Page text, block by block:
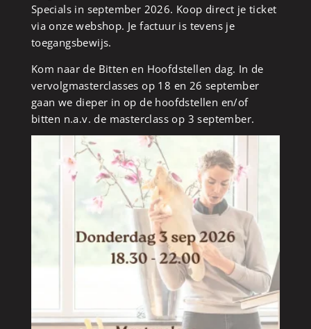
Specials in september 2026. Koop direct je ticket
via onze webshop. Je factuur is tevens je
toegangsbewijs.
Kom naar de Bitten en Hoofdstellen dag. In de
vervolgmasterclasses op 18 en 26 september
gaan we dieper in op de hoofdstellen en/of
bitten n.a.v. de masterclass op 3 september.